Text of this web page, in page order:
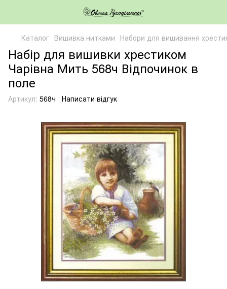
Каталог Вишивка нитками Набори для вишивання
Набір для вишивки хрестиком
Чарівна Мить 568ч Відпочинок в
поле
Артикул: 568ч Написати відгук